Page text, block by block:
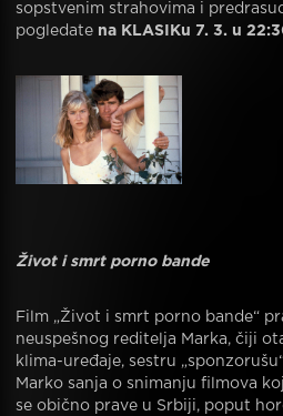
sopstvenim strahovima i
pogledate na KLASIKu 7. 3. u
Život i smrt porno bande
Film „Život i smrt porno bande“
neuspešnog reditelja Marka, čiji
klima-uređaje, sestru
Marko sanja o snimanju filmova
se obično prave u Srbiji, poput